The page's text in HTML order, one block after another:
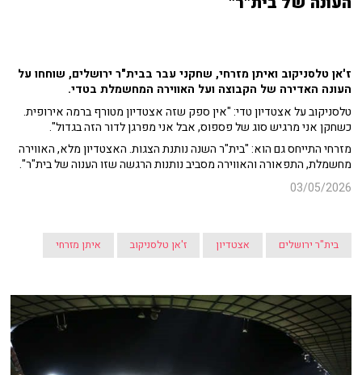
ז'אן טלסניקוב ואיתן מזרחי, שחקני עבר בבית"ר ירושלים, שוחחו על
העונה האדירה של הקבוצה ועל האווירה המחשמלת בטדי.
טלסניקוב על אצטדיון טדי: "אין ספק שזה אצטדיון מטורף ברמה אירופית.
כשחקן אני מרגיש סוג של פספוס, אבל אני מפרגן לדור הזה בגדול".
מזרחי התייחס גם הוא: "בית"ר השנה נותנת הצגות. האצטדיון מלא, האווירה
מחשמלת, התפאורה והאווירה מסביב נותנות הרגשה שזו הענוה של בית"ר".
03/05/2026
בית"ר ירושלים אצטדיון ז'אן טלסניקוב איתן מזרחי